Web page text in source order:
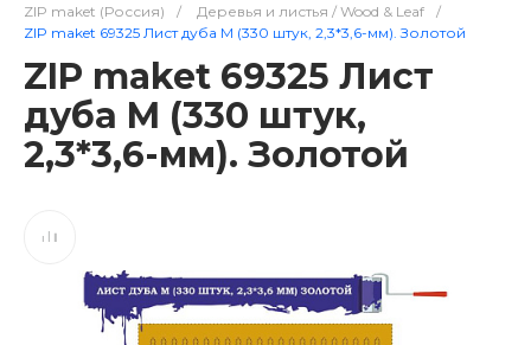
ZIP maket (Россия)
/ Деревья и листья / Wood & Leaf
/
ZIP maket 69325 Лист дуба M (330 штук, 2,3*3,6-мм). Золотой
ZIP maket 69325 Лист
дуба M (330 штук,
2,3*3,6-мм). Золотой